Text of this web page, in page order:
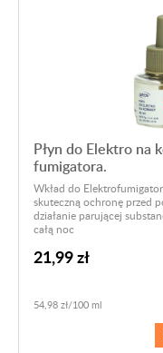
Płyn do Elektro na
fumigatora.
Wkład do
skuteczną ochronę przed
działanie parującej
całą noc
21,99 zł
54,98 zł/100 ml